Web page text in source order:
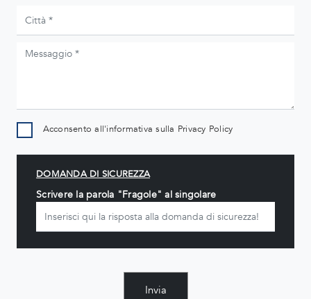
Acconsento all'informativa sulla Privacy Policy
DOMANDA DI SICUREZZA
Scrivere la parola "Fragole" al singolare
Invia